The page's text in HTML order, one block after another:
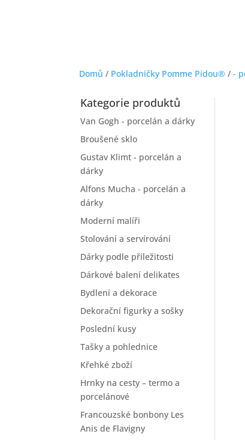
Domů / Pokladničky Pomme Pidou® / -
Kategorie produktů
Van Gogh - porcelán a dárky
Broušené sklo
Gustav Klimt - porcelán a
dárky
Alfons Mucha - porcelán a
dárky
Moderní malíři
Stolování a servírování
Dárky podle příležitosti
Dárkové balení delikates
Bydlení a dekorace
Dekorační figurky a sošky
Poslední kusy
Tašky a pohlednice
Křehké zboží
Hrnky na cesty – termo a
porcelánové
Francouzské bonbony Les
Anis de Flavigny